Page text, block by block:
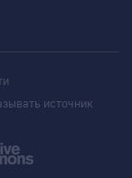
источник